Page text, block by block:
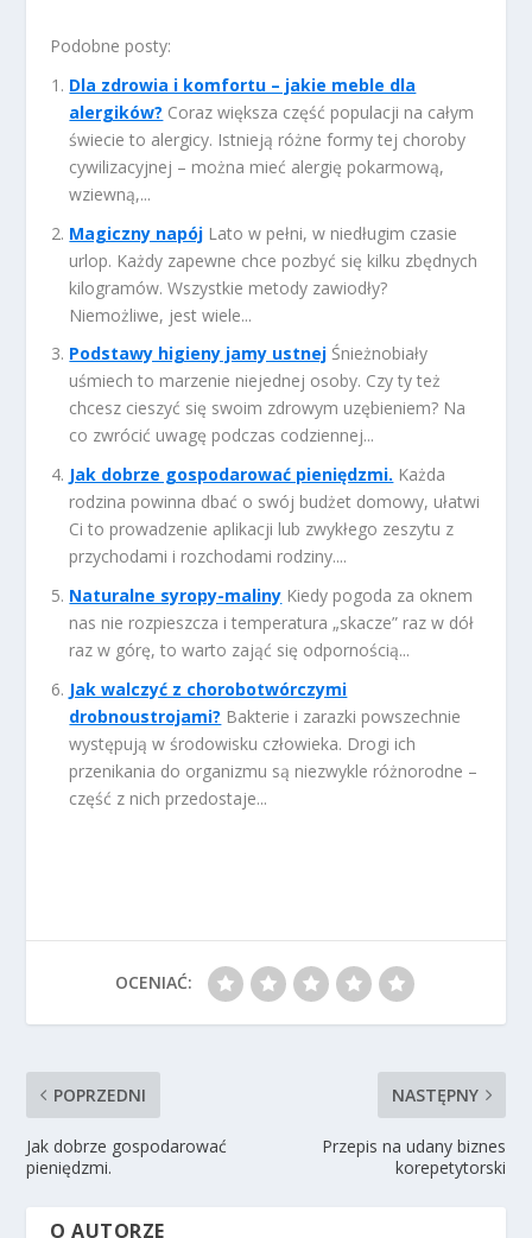
Podobne posty:
Dla zdrowia i komfortu – jakie meble dla
alergików? Coraz większa część populacji na całym
świecie to alergicy. Istnieją różne formy tej choroby
cywilizacyjnej – można mieć alergię pokarmową,
wziewną,...
Magiczny napój Lato w pełni, w niedługim czasie
urlop. Każdy zapewne chce pozbyć się kilku zbędnych
kilogramów. Wszystkie metody zawiodły?
Niemożliwe, jest wiele...
Podstawy higieny jamy ustnej Śnieżnobiały
uśmiech to marzenie niejednej osoby. Czy ty też
chcesz cieszyć się swoim zdrowym uzębieniem? Na
co zwrócić uwagę podczas codziennej...
Jak dobrze gospodarować pieniędzmi. Każda
rodzina powinna dbać o swój budżet domowy, ułatwi
Ci to prowadzenie aplikacji lub zwykłego zeszytu z
przychodami i rozchodami rodziny....
Naturalne syropy-maliny Kiedy pogoda za oknem
nas nie rozpieszcza i temperatura „skacze” raz w dół
raz w górę, to warto zająć się odpornością...
Jak walczyć z chorobotwórczymi
drobnoustrojami? Bakterie i zarazki powszechnie
występują w środowisku człowieka. Drogi ich
przenikania do organizmu są niezwykle różnorodne –
część z nich przedostaje...
OCENIAĆ:
POPRZEDNI
Jak dobrze gospodarować
pieniędzmi.
NASTĘPNY
Przepis na udany biznes
korepetytorski
O AUTORZE